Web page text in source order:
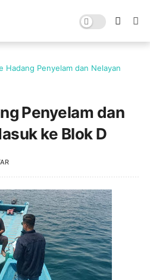
Hadang Penyelam dan Nelayan
Penyelam dan
ke Blok D